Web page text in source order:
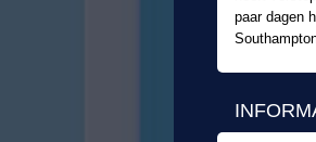
paar dagen